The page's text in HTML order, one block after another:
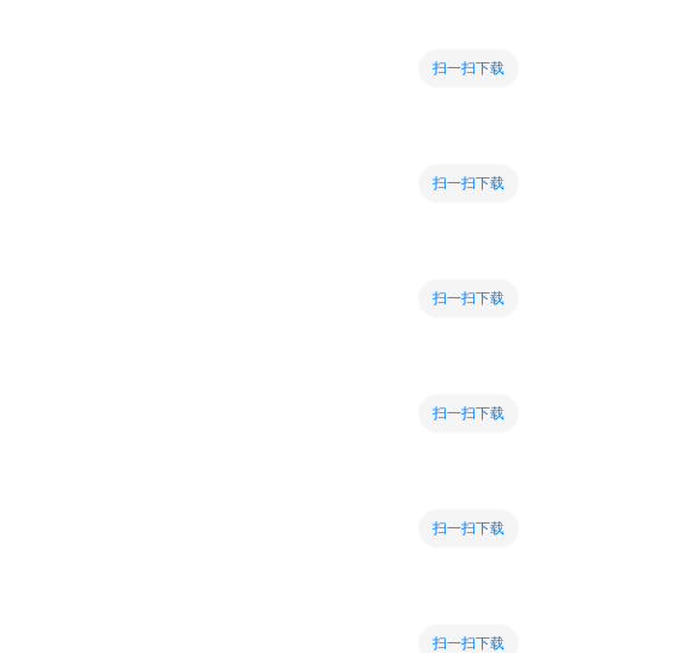
扫一扫下载
扫一扫下载
扫一扫下载
扫一扫下载
扫一扫下载
扫一扫下载